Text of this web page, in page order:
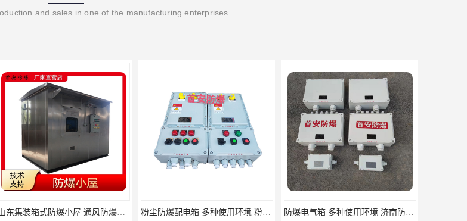
and sales in one of the manufacturing enterprises
山东集装箱式防爆小屋 通风防爆小屋 粉尘防爆配电箱 多种使用环境 粉尘防爆电控箱 防爆电气箱 多种使用环境 济南防爆照明配电箱